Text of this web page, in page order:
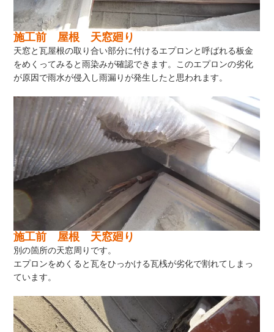
施工前 屋根 天窓廻り
天窓と瓦屋根の取り合い部分に付けるエプロンと呼ばれる板金
をめくってみると雨染みが確認できます。このエプロンの劣化
が原因で雨水が侵入し雨漏りが発生したと思われます。
施工前 屋根 天窓廻り
別の箇所の天窓周りです。
エプロンをめくると瓦をひっかける瓦桟が劣化で割れてしまっ
ています。